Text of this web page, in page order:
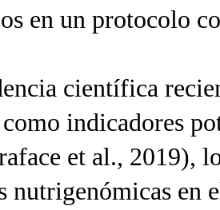
en un protocolo
científica
indicadores
et al., 2019),
nutrigenómicas en